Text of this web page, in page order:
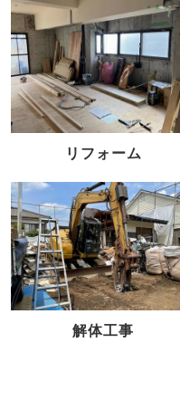
リフォーム
解体工事